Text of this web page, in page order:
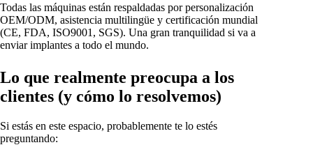
Todas las máquinas están respaldadas por personalización
OEM/ODM, asistencia multilingüe y certificación mundial
(CE, FDA, ISO9001, SGS). Una gran tranquilidad si va a
enviar implantes a todo el mundo.
Lo que realmente preocupa a los
clientes (y cómo lo resolvemos)
Si estás en este espacio, probablemente te lo estés
preguntando: